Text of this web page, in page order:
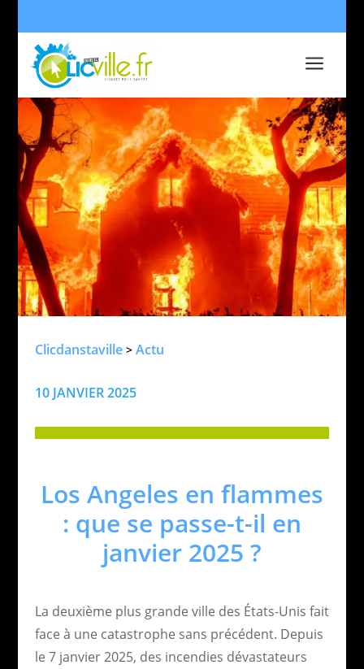
a
Clicdanstaville> Actu
10 JANVIER 2025
Los Angeles en flammes
: que se passe-t-il en
janvier 2025 ?
La deuxième plus grande ville des États-Unis fait
face à une catastrophe sans précédent. Depuis
le 7 janvier 2025, des incendies dévastateurs